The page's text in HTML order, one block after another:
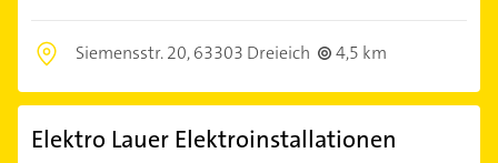
Siemensstr. 20,63303 Dreieich 4,5 km
Elektro Lauer Elektroinstallationen